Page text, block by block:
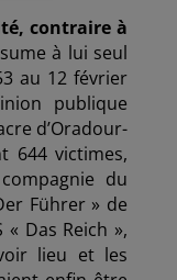
contraire à
à lui seul
au 12 février
publique
d’Oradour-
644 victimes,
compagnie du
Führer » de
Das Reich »,
lieu et les